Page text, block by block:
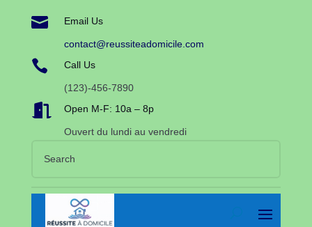
 Email Us
contact@reussiteadomicile.com
 Call Us
(123)-456-7890
 Open M-F: 10a – 8p
Ouvert du lundi au vendredi